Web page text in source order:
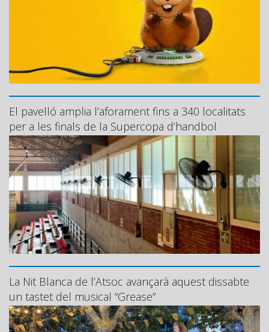
El pavelló amplia l’aforament fins a 340 localitats
per a les finals de la Supercopa d’handbol
La Nit Blanca de l’Atsoc avançarà aquest dissabte
un tastet del musical “Grease”